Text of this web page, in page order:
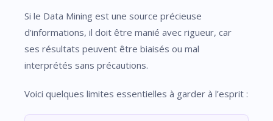
Si le Data Mining est une source précieuse
d’informations, il doit être manié avec rigueur, car
ses résultats peuvent être biaisés ou mal
interprétés sans précautions.
Voici quelques limites essentielles à garder à l’esprit :